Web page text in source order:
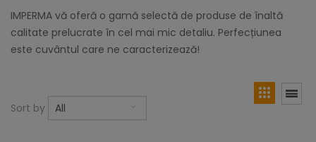
IMPERMA vă oferă o gamă selectă de produse de înaltă
calitate prelucrate în cel mai mic detaliu. Perfecțiunea
este cuvântul care ne caracterizează!
Sort by All